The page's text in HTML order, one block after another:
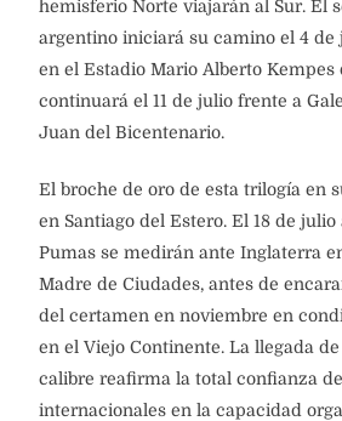
hemisferio Norte viajarán al Sur. El
argentino iniciará su camino el 4 de
en el Estadio Mario Alberto Kempes
continuará el 11 de julio frente a
El broche de oro de esta trilogía en
en Santiago del Estero. El 18 de julio
Pumas se medirán ante Inglaterra
Madre de Ciudades, antes de
del certamen en noviembre en
en el Viejo Continente. La llegada
calibre reafirma la total confianza